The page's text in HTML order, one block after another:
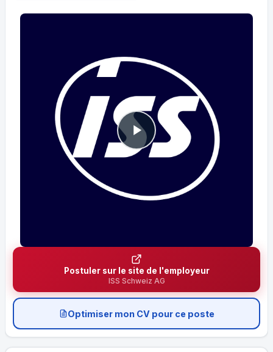
Postuler sur le site de l'employeur
ISS Schweiz AG
Optimiser mon CV pour ce poste